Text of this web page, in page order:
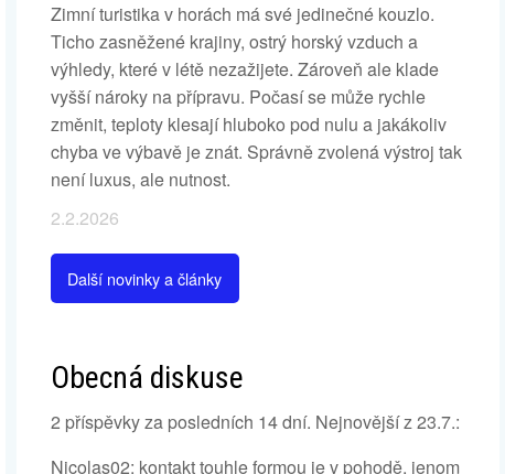
Zimní turistika v horách má své jedinečné kouzlo.
Ticho zasněžené krajiny, ostrý horský vzduch a
výhledy, které v létě nezažijete. Zároveň ale klade
vyšší nároky na přípravu. Počasí se může rychle
změnit, teploty klesají hluboko pod nulu a jakákoliv
chyba ve výbavě je znát. Správně zvolená výstroj tak
není luxus, ale nutnost.
2.2.2026
Další novinky a články
Obecná diskuse
2 příspěvky za posledních 14 dní. Nejnovější z 23.7.:
Nicolas02: kontakt touhle formou je v pohodě, jenom